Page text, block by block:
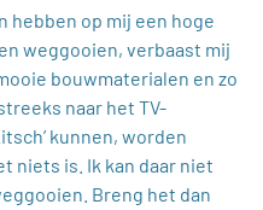
hebben op mij een hoge
weggooien, verbaast mij
bouwmaterialen en zo
naar het TV-
kunnen, worden
niets is. Ik kan daar niet
Breng het dan